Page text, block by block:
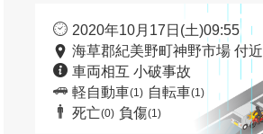
2020年10月17日(土)09:55
海草郡紀美野町神野市場 付近
車両相互 小破事故
軽自動車(1) 自転車(1)
死亡(0) 負傷(1)